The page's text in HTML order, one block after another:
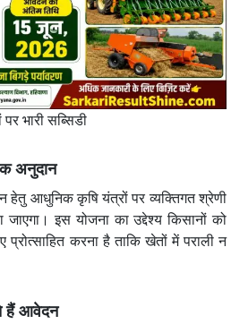
भारी सब्सिडी
अनुदान
हेतु आधुनिक कृषि यंत्रों पर व्यक्तिगत श्रेणी
इस योजना का उद्देश्य किसानों को
करना है ताकि खेतों में पराली न
हैं आवेदन